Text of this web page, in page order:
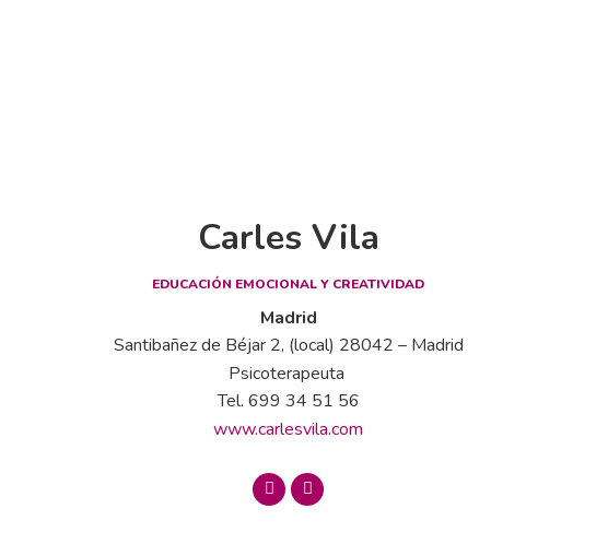
Carles Vila
EDUCACIÓN EMOCIONAL Y CREATIVIDAD
Madrid
Santibañez de Béjar 2, (local) 28042 – Madrid
Psicoterapeuta
Tel. 699 34 51 56
www.carlesvila.com